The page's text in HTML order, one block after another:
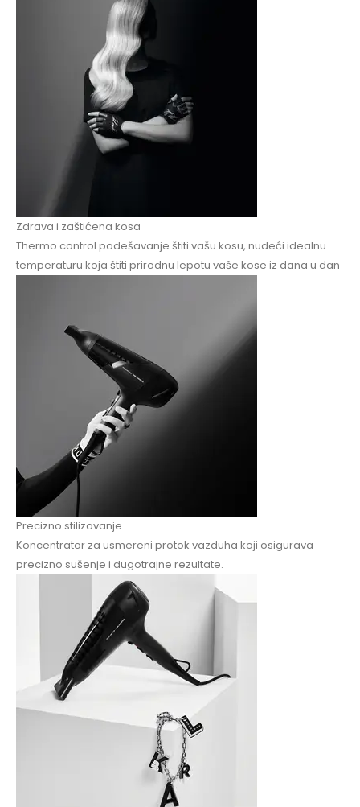
Zdrava i zaštićena kosa
Thermo control podešavanje štiti vašu kosu, nudeći idealnu
temperaturu koja štiti prirodnu lepotu vaše kose iz dana u dan
Precizno stilizovanje
Koncentrator za usmereni protok vazduha koji osigurava
precizno sušenje i dugotrajne rezultate.